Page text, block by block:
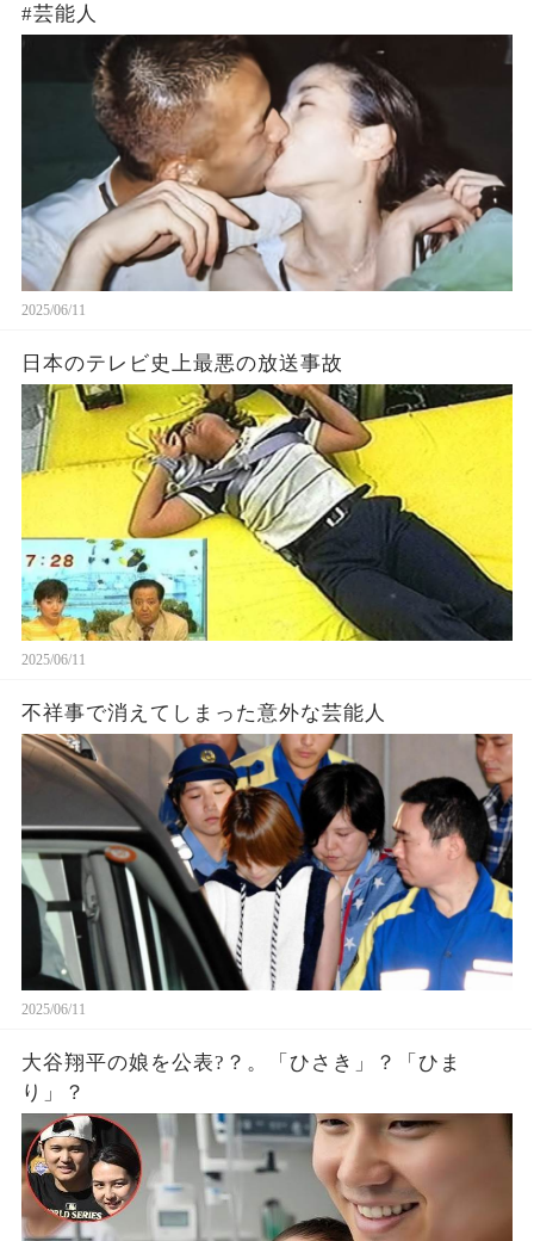
#芸能人
2025/06/11
日本のテレビ史上最悪の放送事故
2025/06/11
不祥事で消えてしまった意外な芸能人
2025/06/11
大谷翔平の娘を公表?？。「ひさき」？「ひま
り」？